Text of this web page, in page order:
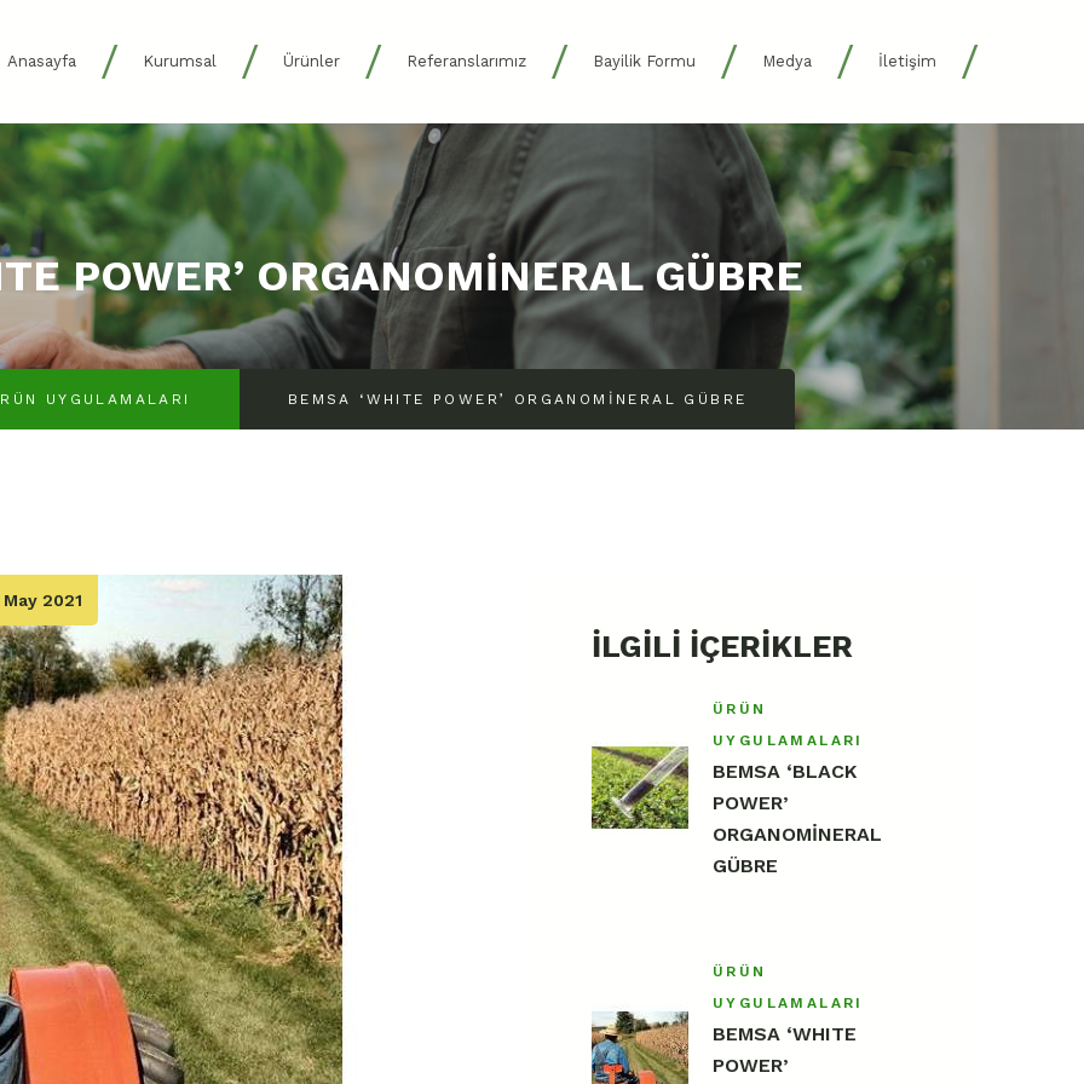
Anasayfa / Kurumsal / Ürünler / Referanslarımız / Bayilik Formu / Medya / İletişim /
POWER’ ORGANOMİNERAL GÜBRE
UYGULAMALARI BEMSA ‘WHITE POWER’ ORGANOMİNERAL GÜBRE
2021
İLGILI İÇERIKLER
ÜRÜN
UYGULAMALARI
BEMSA ‘BLACK
POWER’
ORGANOMİNERAL
GÜBRE
ÜRÜN
UYGULAMALARI
BEMSA ‘WHITE
POWER’